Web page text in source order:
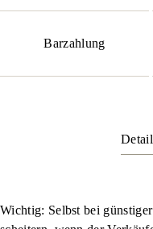
Barzahlung
Wichtig: Selbst bei